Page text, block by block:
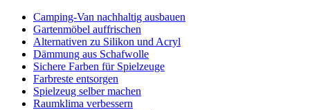
Camping-Van nachhaltig ausbauen
Gartenmöbel auffrischen
Alternativen zu Silikon und Acryl
Dämmung aus Schafwolle
Sichere Farben für Spielzeuge
Farbreste entsorgen
Spielzeug selber machen
Raumklima verbessern